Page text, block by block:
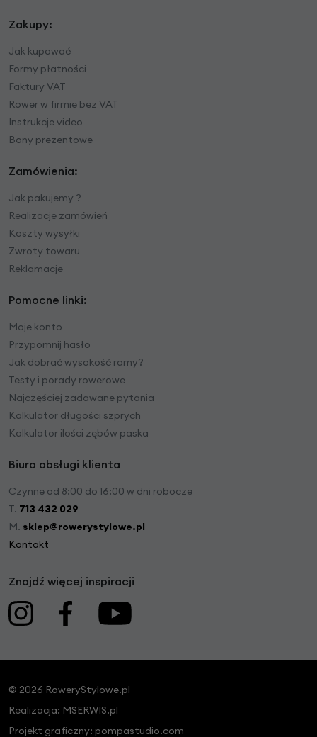
Zakupy:
Jak kupować
Formy płatności
Faktury VAT
Rower w firmie bez VAT
Instrukcje video
Bony prezentowe
Zamówienia:
Jak pakujemy ?
Realizacje zamówień
Koszty wysyłki
Zwroty towaru
Reklamacje
Pomocne linki:
Moje konto
Przypomnij hasło
Jak dobrać wysokość ramy?
Testy i porady rowerowe
Najczęściej zadawane pytania
Kalkulator długości szprych
Kalkulator ilości zębów paska
Biuro obsługi klienta
Czynne od 8:00 do 16:00 w dni robocze
T. 713 432 029
M. sklep@rowerystylowe.pl
Kontakt
Znajdź więcej inspiracji
© 2026 RoweryStylowe.pl
Realizacja: MSERWIS.pl
Projekt graficzny: pompastudio.com